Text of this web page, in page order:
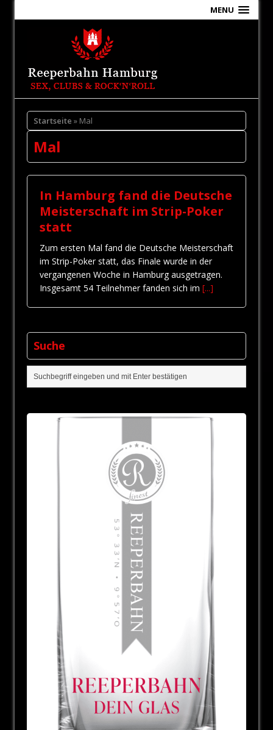
MENU
Startseite » Mal
Mal
In Hamburg fand die Deutsche
Meisterschaft im Strip-Poker
statt
Zum ersten Mal fand die Deutsche Meisterschaft
im Strip-Poker statt, das Finale wurde in der
vergangenen Woche in Hamburg ausgetragen.
Insgesamt 54 Teilnehmer fanden sich im [...]
Suche